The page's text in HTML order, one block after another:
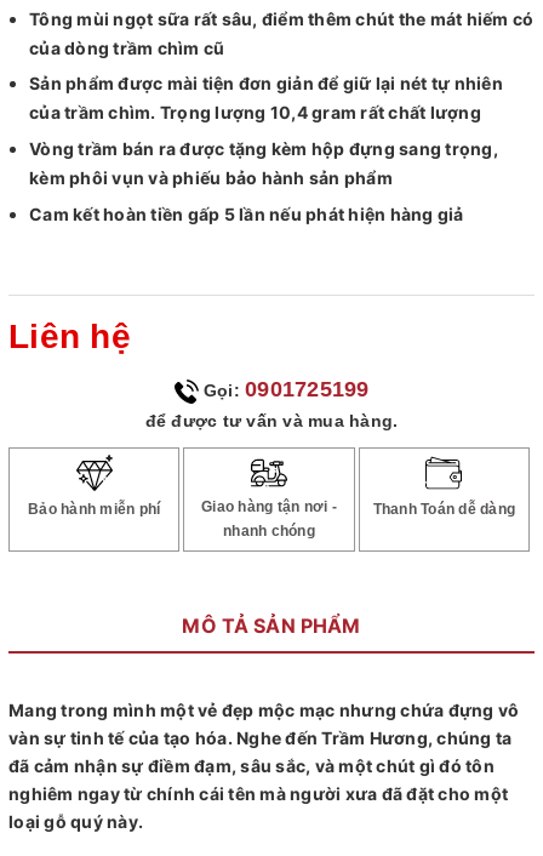
Tông mùi ngọt sữa rất sâu, điểm thêm chút the mát hiếm có
của dòng trầm chìm cũ
Sản phẩm được mài tiện đơn giản để giữ lại nét tự nhiên
của trầm chìm. Trọng lượng 10,4 gram rất chất lượng
Vòng trầm bán ra được tặng kèm hộp đựng sang trọng,
kèm phôi vụn và phiếu bảo hành sản phẩm
Cam kết hoàn tiền gấp 5 lần nếu phát hiện hàng giả
Liên hệ
Gọi: 0901725199
để được tư vấn và mua hàng.
Bảo hành miễn phí
Giao hàng tận nơi -
nhanh chóng
Thanh Toán dễ dàng
MÔ TẢ SẢN PHẨM
Mang trong mình một vẻ đẹp mộc mạc nhưng chứa đựng vô
vàn sự tinh tế của tạo hóa. Nghe đến Trầm Hương, chúng ta
đã cảm nhận sự điềm đạm, sâu sắc, và một chút gì đó tôn
nghiêm ngay từ chính cái tên mà người xưa đã đặt cho một
loại gỗ quý này.